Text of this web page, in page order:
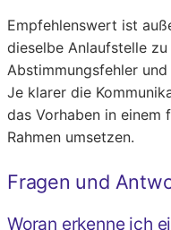
Empfehlenswert ist
dieselbe Anlaufstelle
Abstimmungsfehler
Je klarer die
das Vorhaben in einem
Rahmen umsetzen.
Fragen und
Woran erkenne ich